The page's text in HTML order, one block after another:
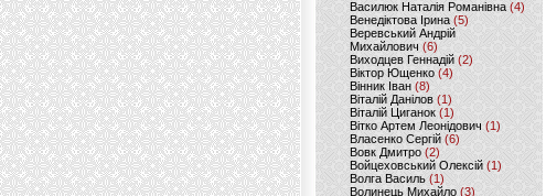
Василюк Наталія Романівна (4)
Венедіктова Ірина(5)
Веревський Андрій
Михайлович (6)
Виходцев Геннадій (2)
Віктор Ющенко (4)
Вінник Іван (8)
Віталій Данілов (1)
Віталій Циганок (1)
Вітко Артем Леонідович(1)
Власенко Сергій (6)
Вовк Дмитро(2)
Войцеховський Олексій(1)
Волга Василь (1)
Волинець Михайло (3)